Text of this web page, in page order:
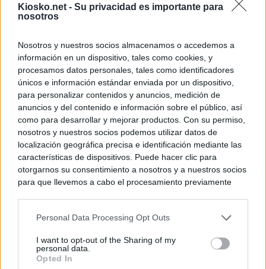
Kiosko.net - Su privacidad es importante para
nosotros
Nosotros y nuestros socios almacenamos o accedemos a
información en un dispositivo, tales como cookies, y
procesamos datos personales, tales como identificadores
únicos e información estándar enviada por un dispositivo,
para personalizar contenidos y anuncios, medición de
anuncios y del contenido e información sobre el público, así
como para desarrollar y mejorar productos. Con su permiso,
nosotros y nuestros socios podemos utilizar datos de
localización geográfica precisa e identificación mediante las
características de dispositivos. Puede hacer clic para
otorgarnos su consentimiento a nosotros y a nuestros socios
para que llevemos a cabo el procesamiento previamente
negar su consentimiento. Tenga en cuenta que algún
de su consentimiento, pero usted tiene el derecho de
rechazar tal procesamiento. Sus preferencias se aplicarán
Personal Data Processing Opt Outs
I want to opt-out of the Sharing of my
personal data.
Opted In